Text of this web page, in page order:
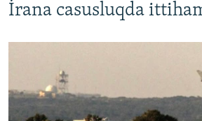
İrana casusluqda